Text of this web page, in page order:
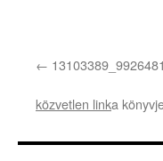
közvetlen linka